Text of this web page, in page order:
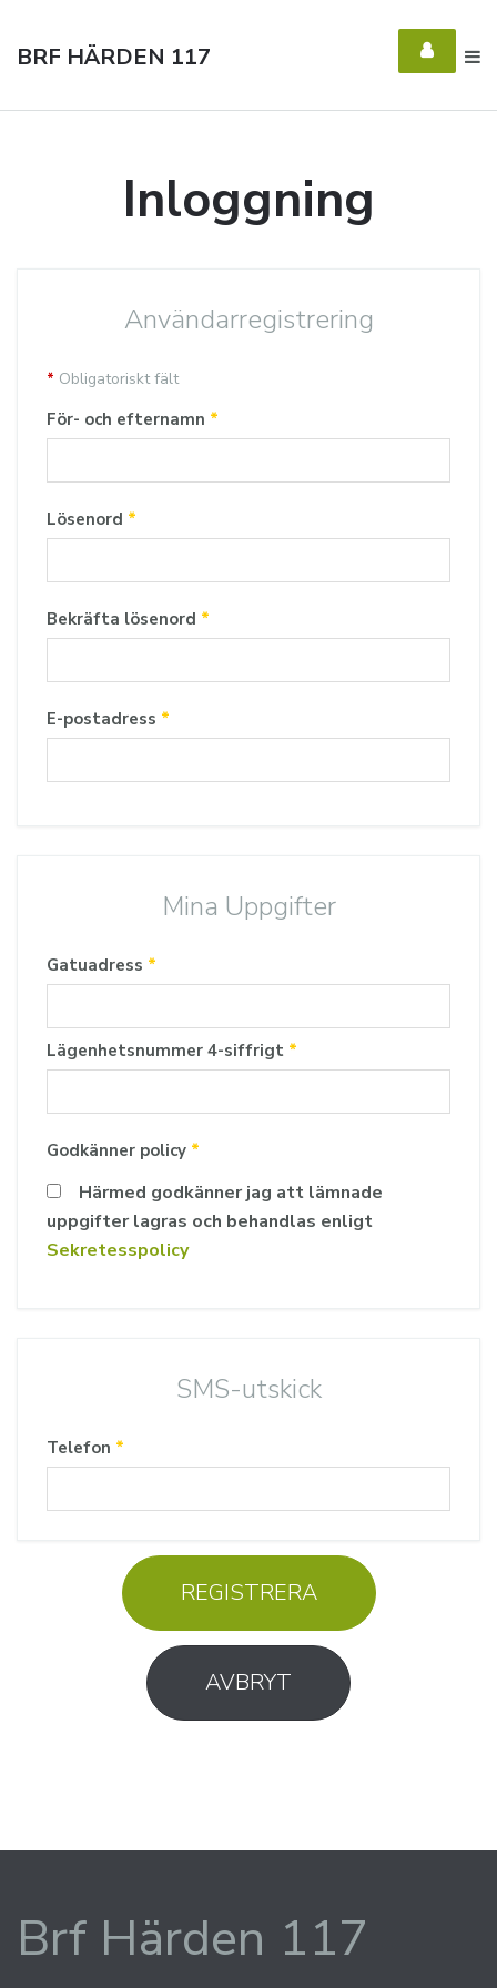
BRF HÄRDEN 117
Inloggning
Användarregistrering
* Obligatoriskt fält
För- och efternamn *
Lösenord *
Bekräfta lösenord *
E-postadress *
Mina Uppgifter
Gatuadress *
Lägenhetsnummer 4-siffrigt *
Godkänner policy *
uppgifter lagras och behandlas enligt
Sekretesspolicy
SMS-utskick
Telefon *
REGISTRERA
AVBRYT
Brf Härden 117